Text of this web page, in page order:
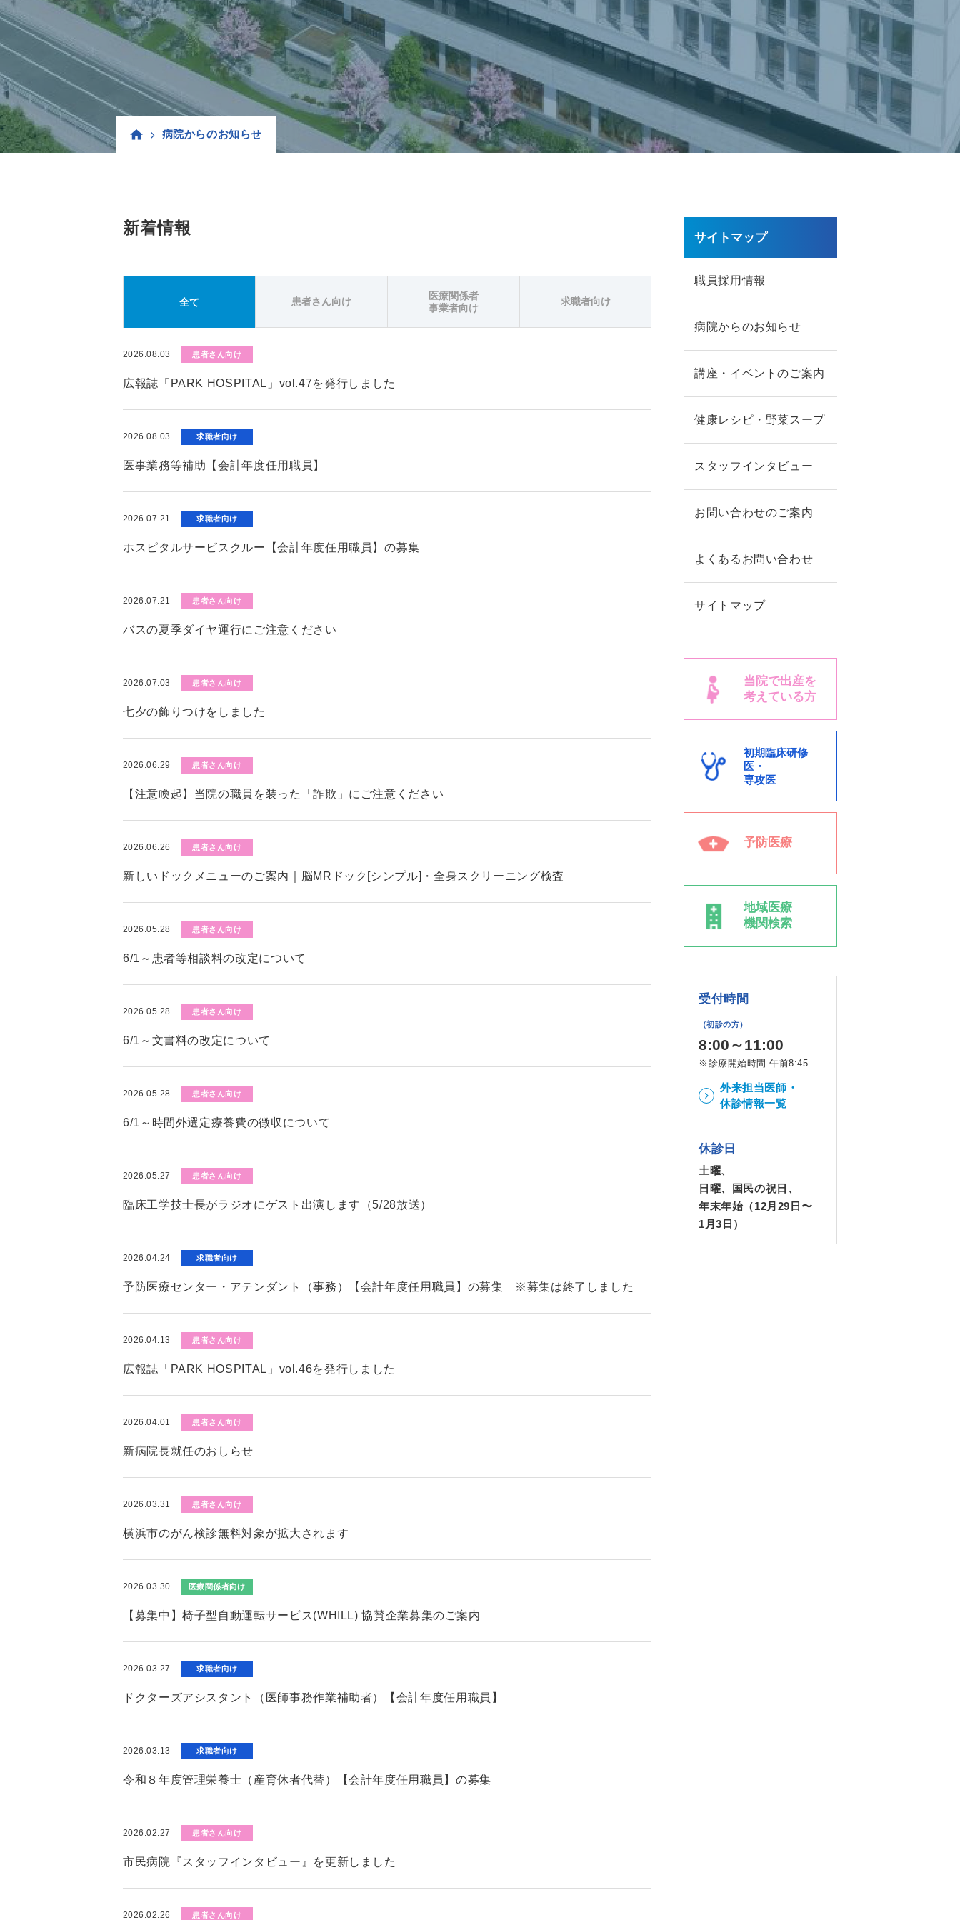
病院からのお知らせ
新着情報
全て 患者さん向け
医療関係者
事業者向け
求職者向け
2026.08.03 患者さん向け
広報誌「PARK HOSPITAL」vol.47を発行しました
2026.08.03 求職者向け
医事業務等補助【会計年度任用職員】
2026.07.21 求職者向け
ホスピタルサービスクルー【会計年度任用職員】の募集
2026.07.21 患者さん向け
バスの夏季ダイヤ運行にご注意ください
2026.07.03 患者さん向け
七夕の飾りつけをしました
2026.06.29 患者さん向け
【注意喚起】当院の職員を装った「詐欺」にご注意ください
2026.06.26 患者さん向け
新しいドックメニューのご案内｜脳MRドック[シンプル]・全身スクリーニング検査
2026.05.28 患者さん向け
6/1～患者等相談料の改定について
2026.05.28 患者さん向け
6/1～文書料の改定について
2026.05.28 患者さん向け
6/1～時間外選定療養費の徴収について
2026.05.27 患者さん向け
臨床工学技士長がラジオにゲスト出演します（5/28放送）
2026.04.24 求職者向け
予防医療センター・アテンダント（事務）【会計年度任用職員】の募集 ※募集は終了しました
2026.04.13 患者さん向け
広報誌「PARK HOSPITAL」vol.46を発行しました
2026.04.01 患者さん向け
新病院長就任のおしらせ
2026.03.31 患者さん向け
横浜市のがん検診無料対象が拡大されます
2026.03.30 医療関係者向け
【募集中】椅子型自動運転サービス(WHILL) 協賛企業募集のご案内
2026.03.27 求職者向け
ドクターズアシスタント（医師事務作業補助者）【会計年度任用職員】
2026.03.13 求職者向け
令和８年度管理栄養士（産育休者代替）【会計年度任用職員】の募集
2026.02.27 患者さん向け
市民病院『スタッフインタビュー』を更新しました
2026.02.26 患者さん向け
サイトマップ
職員採用情報
病院からのお知らせ
講座・イベントのご案内
健康レシピ・野菜スープ
スタッフインタビュー
お問い合わせのご案内
よくあるお問い合わせ
サイトマップ
当院で出産を
考えている方
初期臨床研修
医・
専攻医
予防医療
地域医療
機関検索
受付時間
（初診の方）
8:00～11:00
※診療開始時間 午前8:45
外来担当医師・
休診情報一覧
休診日
土曜、
日曜、国民の祝日、
年末年始（12月29日〜
1月3日）